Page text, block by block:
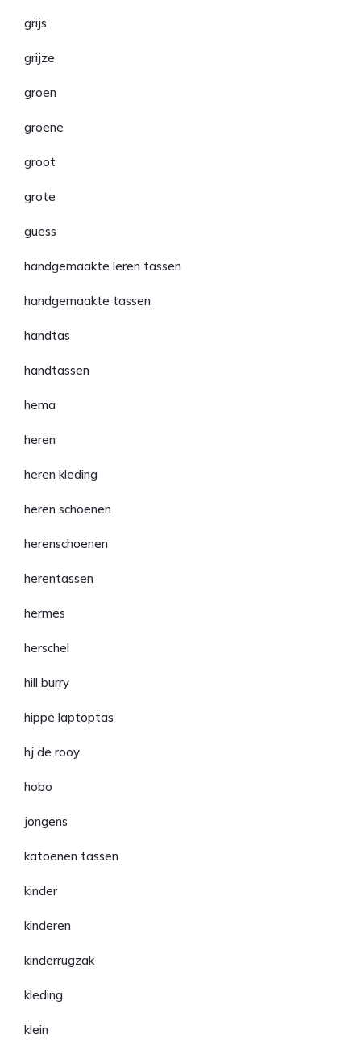
grijs
grijze
groen
groene
groot
grote
guess
handgemaakte leren tassen
handgemaakte tassen
handtas
handtassen
hema
heren
heren kleding
heren schoenen
herenschoenen
herentassen
hermes
herschel
hill burry
hippe laptoptas
hj de rooy
hobo
jongens
katoenen tassen
kinder
kinderen
kinderrugzak
kleding
klein